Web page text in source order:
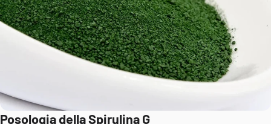
Posologia della Spirulina G